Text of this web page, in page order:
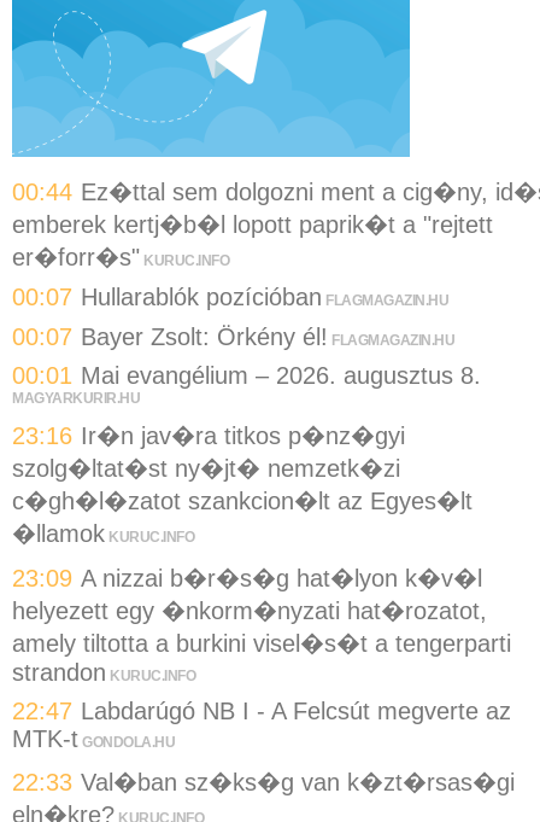
00:44 Ez�ttal sem dolgozni ment a cig�ny,
emberek kertj�b�l lopott paprik�t a "rejtett
er�forr�s" KURUC.INFO
00:07 Hullarablók pozícióban FLAGMAGAZIN.HU
00:07 Bayer Zsolt: Örkény él! FLAGMAGAZIN.HU
00:01 Mai evangélium – 2026. augusztus 8.
MAGYARKURIR.HU
23:16 Ir�n jav�ra titkos p�nz�gyi
szolg�ltat�st ny�jt� nemzetk�zi
c�gh�l�zatot szankcion�lt az Egyes�lt
�llamok KURUC.INFO
23:09 A nizzai b�r�s�g hat�lyon k�v�l
helyezett egy �nkorm�nyzati hat�rozatot,
amely tiltotta a burkini visel�s�t a tengerparti
strandon KURUC.INFO
22:47 Labdarúgó NB I - A Felcsút megverte az
MTK-t GONDOLA.HU
22:33 Val�ban sz�ks�g van k�zt�rsas�gi
eln�kre? KURUC.INFO